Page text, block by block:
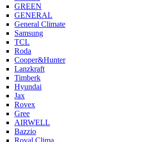
GREEN
GENERAL
General Climate
Samsung
TCL
Roda
Cooper&Hunter
Lanzkraft
Timberk
Hyundai
Jax
Rovex
Gree
AIRWELL
Bazzio
Royal Clima